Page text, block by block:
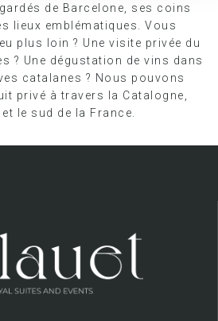
de Barcelone, ses coins
lieux emblématiques. Vous
plus loin ? Une visite privée du
? Une dégustation de vins dans
catalanes ? Nous pouvons
privé à travers la Catalogne,
le sud de la France.